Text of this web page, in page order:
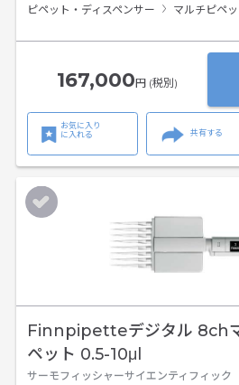
ピペット・ディスペンサー
マルチピペ
167,000円 (税別)
お気に入り
に入れる
共有する
Finnpipetteデジタル 8ch
ペット 0.5-10μl
サーモフィッシャーサイエンティフィック